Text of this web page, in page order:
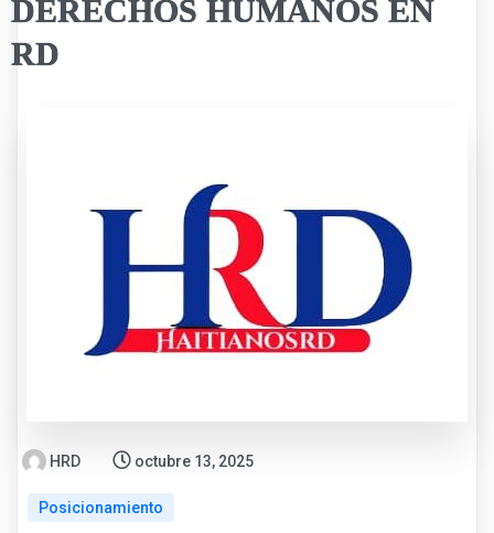
DERECHOS HUMANOS EN
RD
HRD octubre 13, 2025
Posicionamiento